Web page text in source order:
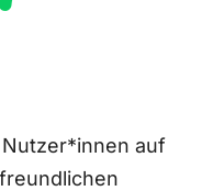
auf